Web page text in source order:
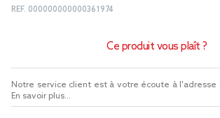
REF. 000000000000361974
Ce produit vous plaît ?
Notre service client est à votre écoute à l'adresse :
En savoir plus...